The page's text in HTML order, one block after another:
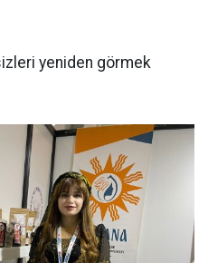
yeniden görmek